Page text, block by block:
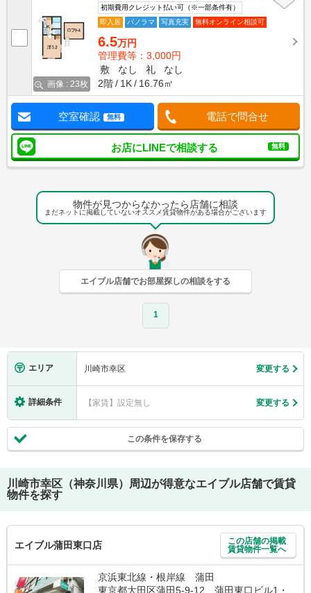
画像 : 23枚
初期費用クレジット払い可（※一部条件有）
即入居
パノラマ 写真充実 無料オンライン相談可
6.5万円
管理費等：3,000円
敷
なし 礼
なし
2階
1K 16.76㎡
空室確認 無料 電話で問合せ
お店にLINEで相談する 無料
物件が見つからなかったら店舗に相談
まだネットに掲載していないオススメ賃貸物件がある場合がございます
エイブル店舗でお部屋探しの相談をする
1
エリア 川崎市幸区 変更する
詳細条件 【家賃】設定無し 変更する
この条件を保存する
川崎市幸区（神奈川県）
周辺が得意なエイブル店舗で賃貸
物件を探す
エイブル蒲田東口店
この店舗の掲載
賃貸物件一覧へ
京浜東北線・根岸線 蒲田
東京都大田区蒲田5-9-12 蒲田東口ビル1・